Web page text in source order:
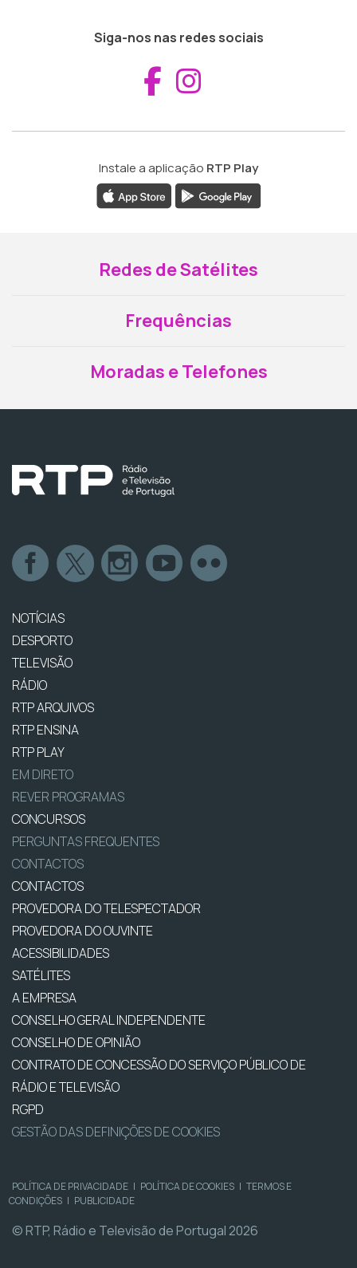
Siga-nos nas redes sociais
Aceder ao
Instale a aplicação RTP Play
Redes de Satélites
Frequências
Moradas e Telefones
NOTÍCIAS
DESPORTO
TELEVISÃO
RÁDIO
RTP ARQUIVOS
RTP ENSINA
RTP PLAY
EM DIRETO
REVER PROGRAMAS
CONCURSOS
PERGUNTAS FREQUENTES
CONTACTOS
CONTACTOS
PROVEDORA DO TELESPECTADOR
PROVEDORA DO OUVINTE
ACESSIBILIDADES
SATÉLITES
A EMPRESA
CONSELHO GERAL INDEPENDENTE
CONSELHO DE OPINIÃO
CONTRATO DE CONCESSÃO DO SERVIÇO PÚBLICO DE
RÁDIO E TELEVISÃO
RGPD
GESTÃO DAS DEFINIÇÕES DE COOKIES
POLÍTICA DE PRIVACIDADE | POLÍTICA DE COOKIES | TERMOS E
CONDIÇÕES | PUBLICIDADE
© RTP, Rádio e Televisão de Portugal 2026